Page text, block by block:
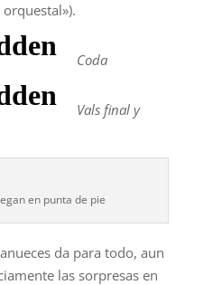
orquestal»).
Coda
Vals final y
en punta de pie
da para todo, aun
las sorpresas en